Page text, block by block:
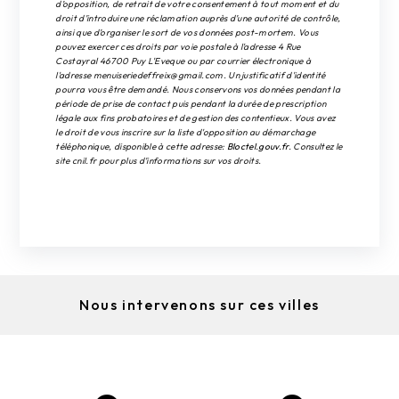
d’opposition, de retrait de votre consentement à tout moment et du
droit d’introduire une réclamation auprès d’une autorité de contrôle,
ainsi que d’organiser le sort de vos données post-mortem. Vous
pouvez exercer ces droits par voie postale à l'adresse 4 Rue
Costayral 46700 Puy L'Eveque ou par courrier électronique à
l'adresse menuiseriedeffreix@gmail.com. Un justificatif d'identité
pourra vous être demandé. Nous conservons vos données pendant la
période de prise de contact puis pendant la durée de prescription
légale aux fins probatoires et de gestion des contentieux. Vous avez
le droit de vous inscrire sur la liste d'opposition au démarchage
téléphonique, disponible à cette adresse: Bloctel.gouv.fr. Consultez le
site cnil.fr pour plus d’informations sur vos droits.
Nous intervenons sur ces villes